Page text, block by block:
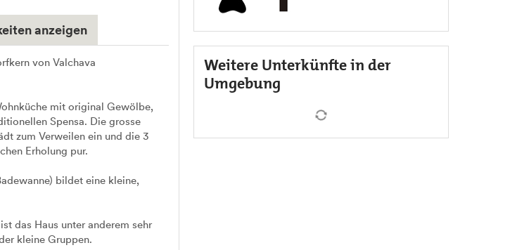
anzeigen
von Valchava
mit original Gewölbe,
Spensa. Die grosse
zum Verweilen ein und die 3
Erholung pur.
bildet eine kleine,
das Haus unter anderem sehr
kleine Gruppen.
Weitere Unterkünfte in der
Umgebung